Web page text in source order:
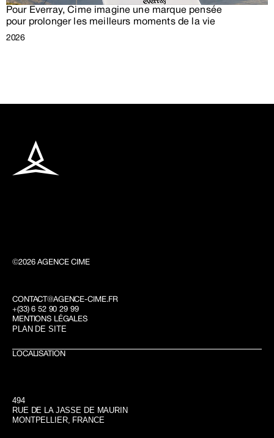
Pour Everray, Cime imagine une marque pensée
pour prolonger les meilleurs moments de la vie
2026
©2026 AGENCE CIME
CONTACT@AGENCE-CIME.FR
+(33) 6 52 90 29 99
MENTIONS LÉGALES
PLAN DE SITE
LOCALISATION
494
RUE DE LA JASSE DE MAURIN
MONTPELLIER, FRANCE